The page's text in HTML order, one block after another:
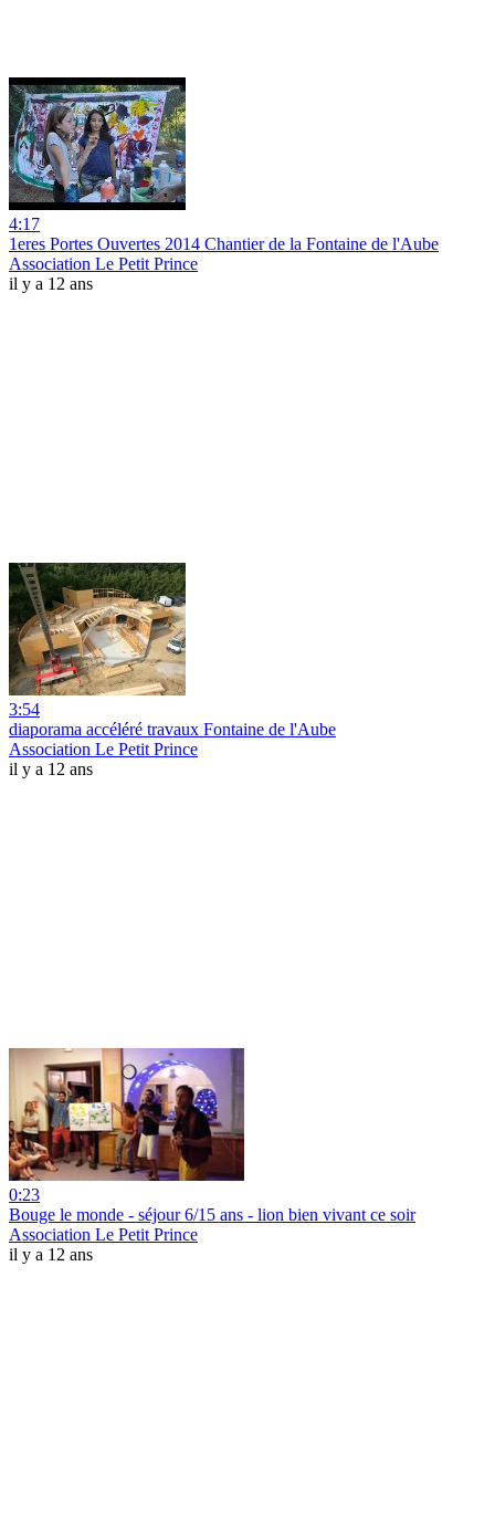
4:17
1eres Portes Ouvertes 2014 Chantier de la Fontaine de l'Aube
Association Le Petit Prince
il y a 12 ans
3:54
diaporama accéléré travaux Fontaine de l'Aube
Association Le Petit Prince
il y a 12 ans
0:23
Bouge le monde - séjour 6/15 ans - lion bien vivant ce soir
Association Le Petit Prince
il y a 12 ans